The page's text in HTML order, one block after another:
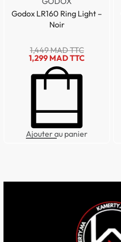
Godox LR160 Ring Light –
Noir
1,449MAD TTC
1,299 MAD TTC
Ajouter au panier